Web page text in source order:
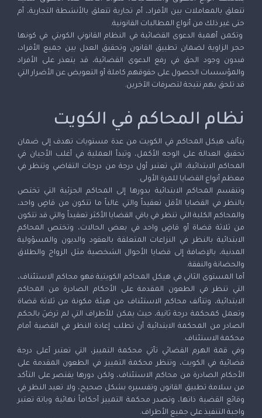
تتعلق بالمعاملات بين الأفراد، أم تجارية تتعلق بالأنشطة التجارية، أم
حتى غير ذلك من أنواع المطالبات القانونية.
وتكمن أهمية الدعوى القضائية في النظام القانوني الكويتي في كونها
حجر الزاوية لضمان تطبيق القانون وتحقيق العدل بين جميع الأفراد،
فبدون وجود الحق في رفع الدعوى القضائية، قد يتعذر على الأفراد
والمؤسسات الحصول على حقوقهم كاملة أو التعويض عن الأضرار التي
قد تلحق بهم نتيجة لتصرفات الآخرين.
نظام المحاكم في الكويت
يتألف هيكل المحاكم في الكويت من عدة مستويات تهدف إلى ضمان
تحقيق العدالة على الوجه الأكمل، وتبدأ العملية في أغلب الأحيان في
المحاكم الابتدائية، التي تعتبر أول درجة من درجات التقاضي وتنظر في
معظم أنواع القضايا للمرة الأولى.
وتنقسم المحاكم الابتدائية بدورها إلى المحاكم الجزئية التي تختص
بالنظر في القضايا الأقل تعقيداً والتي غالباً ما تتكون من قاضٍ واحد،
والمحاكم الكلية التي تنظر في باقي القضايا الأكثر تعقيداً والتي قد تتكون
من ثلاثة قضاة أو قاضٍ واحد في بعض الحالات، وتختص المحاكم
الابتدائية بالنظر في النزاعات المتعلقة بالعقود والديون والمسؤولية
المدنية، بالإضافة إلى قضايا الأحوال الشخصية مثل الزواج والطلاق
والحضانة والنفقة.
أما المستوى الثاني في هيكل المحاكم الكويتية فهو محاكم الاستئناف،
التي تنظر في الطعون المقدمة على الأحكام الصادرة من المحاكم
الابتدائية، وتتألف محاكم الاستئناف من هيئة مكونة من ثلاثة قضاة
وتعمل كمحكمة درجة ثانية، حيث يمكن للأطراف التي لم ترضَ بالحكم
الصادر من المحكمة الابتدائية أن تطلب إعادة النظر في القضية أمام
محكمة الاستئناف.
وفي قمة الهرم القضائي تأتي محكمة التمييز، التي تعتبر أعلى درجة
قضائية في الكويت، وتنظر محكمة التمييز في الطعون المقدمة على
الأحكام الصادرة من محاكم الاستئناف، ولكن دورها يقتصر على التأكد
من سلامة تطبيق القانون وتفسيره بشكل صحيح، ولا تعيد النظر في
وقائع القضية ذاتها، وتصدر محكمة التمييز أحكاماً نهائية وباتة تعتبر
واجبة التنفيذ على جميع الأطراف.